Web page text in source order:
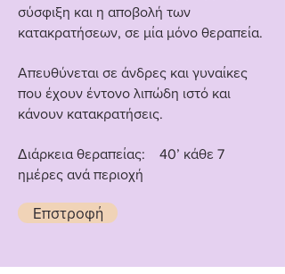
σύσφιξη και η αποβολή των
κατακρατήσεων, σε μία μόνο θεραπεία.
Απευθύνεται σε άνδρες και γυναίκες
που έχουν έντονο λιπώδη ιστό και
κάνουν κατακρατήσεις.
Διάρκεια θεραπείας: 40’ κάθε 7
ημέρες ανά περιοχή
Επστροφή